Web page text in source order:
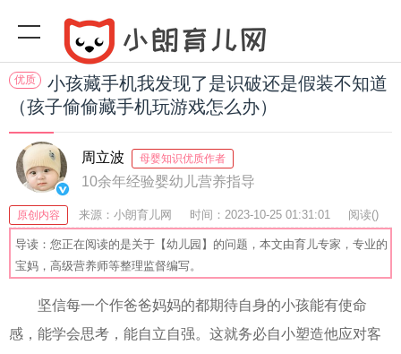
优质
小孩藏手机我发现了是识破还是假装不知道
（孩子偷偷藏手机玩游戏怎么办）
周立波 母婴知识优质作者
10余年经验婴幼儿营养指导
原创内容 来源：小朗育儿网 时间：2023-10-25 01:31:01 阅读()
收藏：23 分享：62 爆
导读：您正在阅读的是关于【幼儿园】的问题，本文由育儿专家，专业的
宝妈，高级营养师等整理监督编写。
坚信每一个作爸爸妈妈的都期待自身的小孩能有使命
感，能学会思考，能自立自强。这就务必自小塑造他应对客